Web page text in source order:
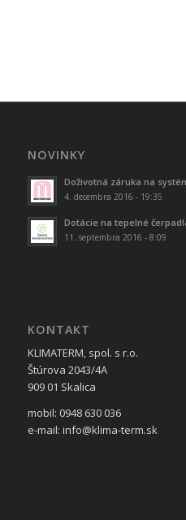
NOVINKY
Doživotná záruka na
4. decembra 2016 - 19:35
Dotácie na tepelné
11. septembra 2016 - 8:09
KONTAKT
KLIMATERM, spol. s r.o.
Štúrova 2043/4A
909 01 Skalica
mobil: 0948 630 036
e-mail: info@klima-term.sk